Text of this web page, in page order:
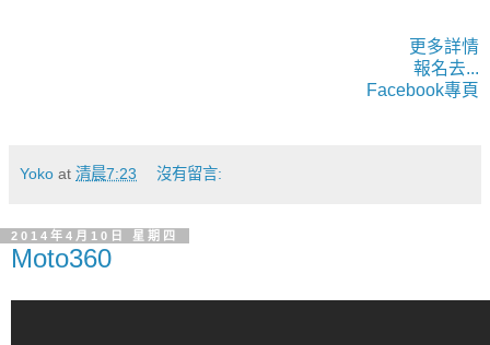
更多詳情
報名去...
Facebook專頁
Yoko at 清晨7:23 沒有留言:
2014年4月10日 星期四
Moto360